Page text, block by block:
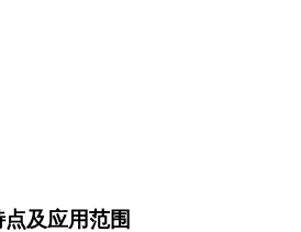
及应用范围